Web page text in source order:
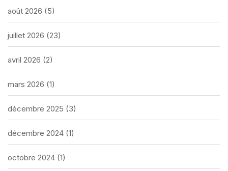
août 2026 (5)
juillet 2026 (23)
avril 2026 (2)
mars 2026 (1)
décembre 2025 (3)
décembre 2024 (1)
octobre 2024 (1)